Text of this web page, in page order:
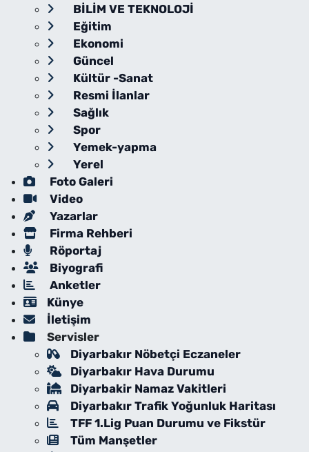
BİLİM VE TEKNOLOJİ
Eğitim
Ekonomi
Güncel
Kültür -Sanat
Resmi İlanlar
Sağlık
Spor
Yemek-yapma
Yerel
Foto Galeri
Video
Yazarlar
Firma Rehberi
Röportaj
Biyografi
Anketler
Künye
İletişim
Servisler
Diyarbakır Nöbetçi Eczaneler
Diyarbakır Hava Durumu
Diyarbakir Namaz Vakitleri
Diyarbakır Trafik Yoğunluk Haritası
TFF 1.Lig Puan Durumu ve Fikstür
Tüm Manşetler